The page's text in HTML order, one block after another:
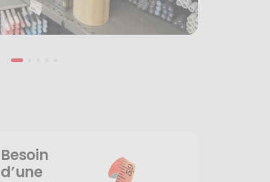
Besoin
d’une